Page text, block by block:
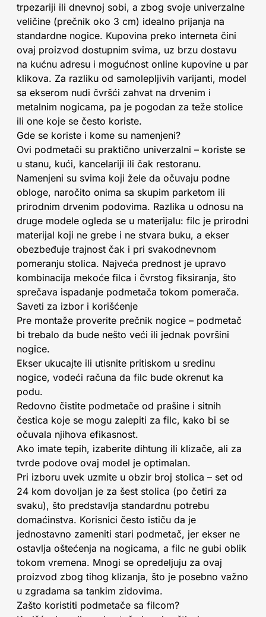
trpezariji ili dnevnoj sobi, a zbog svoje univerzalne
veličine (prečnik oko 3 cm) idealno prijanja na
standardne nogice. Kupovina preko interneta čini
ovaj proizvod dostupnim svima, uz brzu dostavu
na kućnu adresu i mogućnost online kupovine u par
klikova. Za razliku od samolepljivih varijanti, model
sa ekserom nudi čvršći zahvat na drvenim i
metalnim nogicama, pa je pogodan za teže stolice
ili one koje se često koriste.
Gde se koriste i kome su namenjeni?
Ovi podmetači su praktično univerzalni – koriste se
u stanu, kući, kancelariji ili čak restoranu.
Namenjeni su svima koji žele da očuvaju podne
obloge, naročito onima sa skupim parketom ili
prirodnim drvenim podovima. Razlika u odnosu na
druge modele ogleda se u materijalu: filc je prirodni
materijal koji ne grebe i ne stvara buku, a ekser
obezbeđuje trajnost čak i pri svakodnevnom
pomeranju stolica. Najveća prednost je upravo
kombinacija mekoće filca i čvrstog fiksiranja, što
sprečava ispadanje podmetača tokom pomerača.
Saveti za izbor i korišćenje
Pre montaže proverite prečnik nogice – podmetač
bi trebalo da bude nešto veći ili jednak površini
nogice.
Ekser ukucajte ili utisnite pritiskom u sredinu
nogice, vodeći računa da filc bude okrenut ka
podu.
Redovno čistite podmetače od prašine i sitnih
čestica koje se mogu zalepiti za filc, kako bi se
očuvala njihova efikasnost.
Ako imate tepih, izaberite dihtung ili klizače, ali za
tvrde podove ovaj model je optimalan.
Pri izboru uvek uzmite u obzir broj stolica – set od
24 kom dovoljan je za šest stolica (po četiri za
svaku), što predstavlja standardnu potrebu
domaćinstva. Korisnici često ističu da je
jednostavno zameniti stari podmetač, jer ekser ne
ostavlja oštećenja na nogicama, a filc ne gubi oblik
tokom vremena. Mnogi se opredeljuju za ovaj
proizvod zbog tihog klizanja, što je posebno važno
u zgradama sa tankim zidovima.
Zašto koristiti podmetače sa filcom?